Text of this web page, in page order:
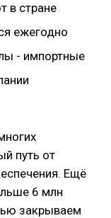
в стране
ежегодно
- импортные
путь от
Ещё
6 млн
закрываем